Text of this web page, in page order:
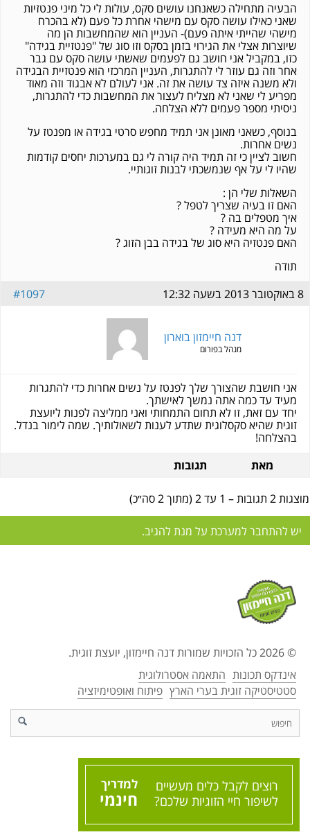
הבעיה מתחילה כשאנחנו עושים סקס, עולות לי כל מיני פנטזיות
שאני כאילו עושה סקס עם מישהי אחרת כל פעם (לא בהכרח
מישהי שהייתי איתה פעם)- העניין הוא שהמחשבות הן מה
שיוצרות אצלי את הגירוי בזמן בסקס וזו סוג של "פנטזיית בגידה"
כזו, במקביל אני חושב גם לפעמים שאשתי עושה סקס עם גבר
אחר וזה גם עוזר לי להתגרות, העניין המרכזי הוא פנטזיית הבגידה
ולא משנה איזה צד עושה את זה. אני לעולם לא אבגוד וזה מאוד
מפריע לי שאני לא מצליח לעצור את המחשבות כדי להתגרות,
ניסיתי מספר פעמים ללא הצלחה.
בנוסף, כשאני מאונן אני תמיד מחפש סרטי בגידה או מפנטז על
נשים אחרות.
חשוב לציין כי זה תמיד היה קורה לי גם במערכות יחסים קודמות
שהיו לי על אף שנמשכתי לבנות זוגותיי.
השאלות שלי הן :
האם זו בעיה שצריך לטפל ?
איך מטפלים בה ?
על מה היא מעידה ?
האם פנטזיה היא סוג של בגידה בבן הזוג ?
תודה
8 באוקטובר 2013 בשעה 12:32
#1097
דנה חיימזון בוארון
מנהל בפורום
אני חושבת שהצורך שלך לפנטז על נשים אחרות כדי להתגרות
מעיד עד כמה אתה נמשך לאישתך.
יחד עם זאת, זו לא תחום התמחותי ואני ממליצה לפנות ליועצת
זוגית שהיא סקסלוגית שתדע לענות לשאולותיך. שמה לימור בנדל.
בהצלחה!
מאת
תגובות
מוצגות 2 תגובות – 1 עד 2 (מתוך 2 סה״כ)
יש להתחבר למערכת על מנת להגיב.
© 2026 כל הזכויות שמורות דנה חיימזון, יועצת זוגית.
אינדקס תכונות התאמה אסטרולוגית
סטטיסטיקה זוגית בערי הארץ פיתוח ואופטימיזציה
d
למדריך
חינמי
רוצים לקבל כלים מעשיים
לשיפור חיי הזוגיות שלכם?